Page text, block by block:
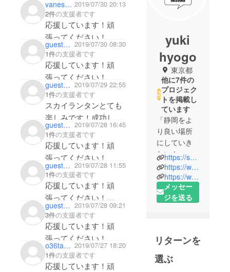
vanessah 2019/07/30 20:13
2件の支援者です
応援しています！頑
張ってください！
guest3651fbb035 2019/07/30 08:30
1件の支援者です
応援しています！頑
張ってください！
guest6bbbcf9608 2019/07/29 22:55
1件の支援者です
スカイランタンとても
楽しみです！成功しま
すように！
guestd0be6b83df 2019/07/28 16:45
1件の支援者です
応援しています！頑
張ってください！
guest0b5f88fcbf 2019/07/28 11:55
1件の支援者です
応援しています！頑
張ってください！
母校でのランタン打ち
上げ楽しみです。横山
町を盛り上げてくださ
り、ありがとうござい
ます。
guest9e855b2abe 2019/07/28 09:21
3件の支援者です
応援しています！頑
張ってください！
子供達と、楽しみにし
ています。
o36tanaka 2019/07/27 18:20
1件の支援者です
応援しています！頑
yuki
hyogo
東京都
他に7件の
プロジェク
トを掲載し
ています
「静岡をよ
り良い場所
にしていき
たい！」そ
の想いを現
実にするた
め、様々な
ことにチャ
https://shimadaskylantern.themedia.jp
https://www.instagram.com/shizuoka_skylantern
https://www.facebook.com/shizuoka.skylantern/?modal=admin_todo_tour
メッセー
ジを送る
リターンを
選ぶ